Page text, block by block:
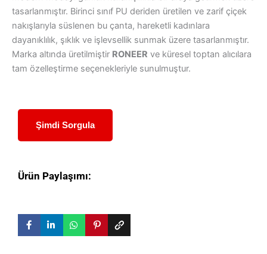
tasarlanmıştır. Birinci sınıf PU deriden üretilen ve zarif çiçek
nakışlarıyla süslenen bu çanta, hareketli kadınlara
dayanıklılık, şıklık ve işlevsellik sunmak üzere tasarlanmıştır.
Marka altında üretilmiştir RONEER ve küresel toptan alıcılara
tam özelleştirme seçenekleriyle sunulmuştur.
Şimdi Sorgula
Ürün Paylaşımı: